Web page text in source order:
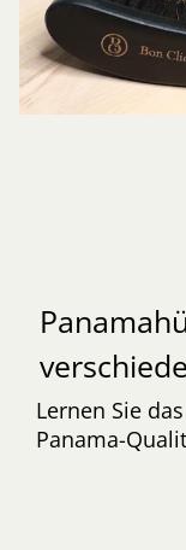
Lernen Sie
Panama-